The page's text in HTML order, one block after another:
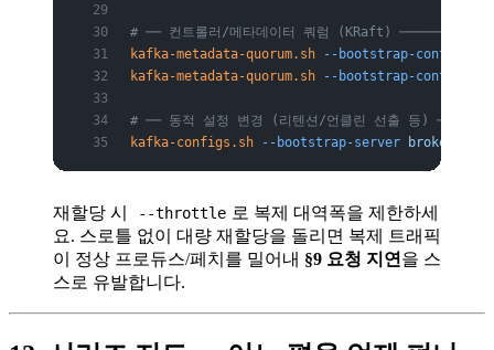
# ── 컨트롤러/메타데이터 쿼럼 (KRaft) ────────────
kafka-metadata-quorum.sh --bootstrap-controller
kafka-metadata-quorum.sh --bootstrap-controller
# ── 동적 설정 변경 (리텐션/언클린 선출 등) ───────
kafka-configs.sh --bootstrap-server broker:9092
재할당 시 --throttle 로 복제 대역폭을 제한하세
요. 스로틀 없이 대량 재할당을 돌리면 복제 트래픽
이 정상 프로듀스/페치를 밀어내 §9 요청 지연 을 스
스로 유발합니다.